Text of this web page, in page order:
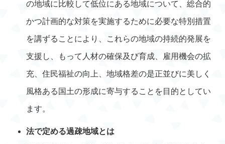
の地域に比較して低位にある地域について、総合的
かつ計画的な対策を実施するために必要な特別措置
を講ずることにより、これらの地域の持続的発展を
支援し、もって人材の確保及び育成、雇用機会の拡
充、住民福祉の向上、地域格差の是正並びに美しく
風格ある国土の形成に寄与することを目的としてい
ます。
法で定める過疎地域とは